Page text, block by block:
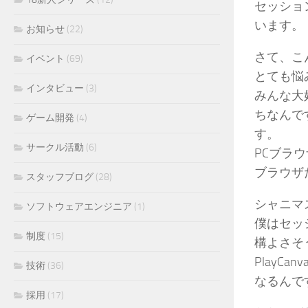
セッショ
います。
さて、
とても
みんな大
ちなん
す。
PCブラ
ブラウ
シャニマ
僕はセッ
構よさそ
なるんで
お知らせ (22)
イベント (69)
インタビュー (3)
ゲーム開発 (4)
サークル活動 (6)
スタッフブログ (28)
ソフトウェアエンジニア (1)
制度 (15)
技術 (36)
採用 (17)